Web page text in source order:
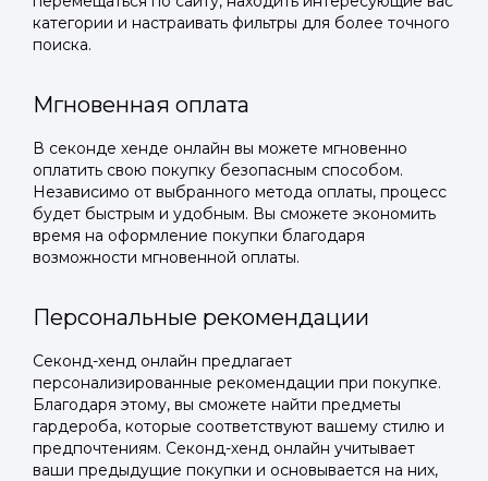
категории и настраивать фильтры для более точного
поиска.
Мгновенная оплата
В секонде хенде онлайн вы можете мгновенно
оплатить свою покупку безопасным способом.
Независимо от выбранного метода оплаты, процесс
будет быстрым и удобным. Вы сможете экономить
время на оформление покупки благодаря
возможности мгновенной оплаты.
Персональные рекомендации
Секонд-хенд онлайн предлагает
персонализированные рекомендации при покупке.
Благодаря этому, вы сможете найти предметы
гардероба, которые соответствуют вашему стилю и
предпочтениям. Секонд-хенд онлайн учитывает
ваши предыдущие покупки и основывается на них,